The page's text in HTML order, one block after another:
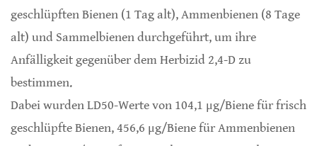
geschlüpften Bienen (1 Tag alt), Ammenbienen (8 Tage
alt) und Sammelbienen durchgeführt, um ihre
Anfälligkeit gegenüber dem Herbizid 2,4-D zu
bestimmen.
Dabei wurden LD50-Werte von 104,1 μg/Biene für frisch
geschlüpfte Bienen, 456,6 μg/Biene für Ammenbienen